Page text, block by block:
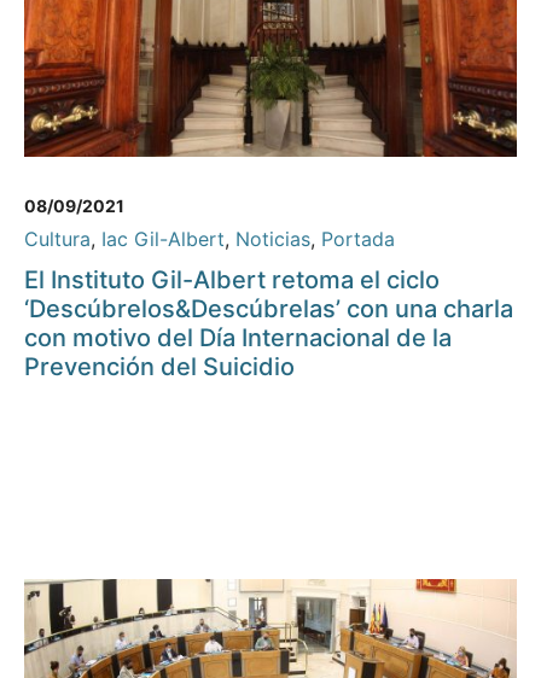
08/09/2021
Cultura, Iac Gil-Albert, Noticias, Portada
El Instituto Gil-Albert retoma el ciclo
‘Descúbrelos&Descúbrelas’ con una charla
con motivo del Día Internacional de la
Prevención del Suicidio